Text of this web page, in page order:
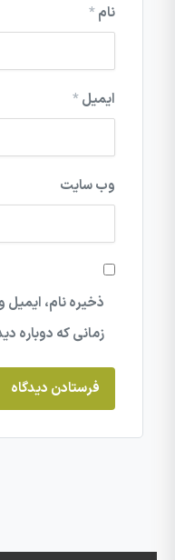
نام*
ایمیل*
وب‌ سایت
ذخیره نام،
زمانی که دوباره